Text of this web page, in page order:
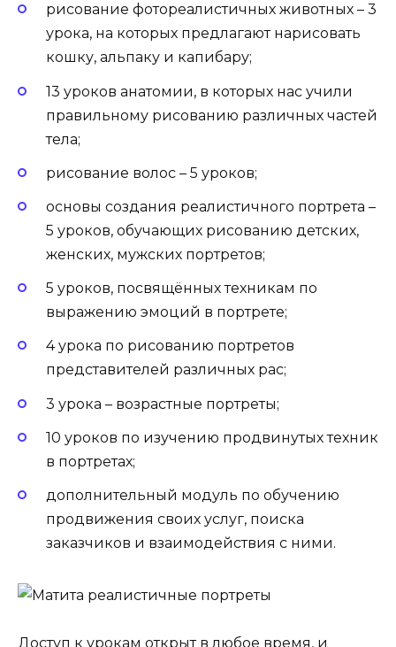
рисование фотореалистичных животных – 3
урока, на которых предлагают нарисовать
кошку, альпаку и капибару;
13 уроков анатомии, в которых нас учили
правильному рисованию различных частей
тела;
рисование волос – 5 уроков;
основы создания реалистичного портрета –
5 уроков, обучающих рисованию детских,
женских, мужских портретов;
5 уроков, посвящённых техникам по
выражению эмоций в портрете;
4 урока по рисованию портретов
представителей различных рас;
3 урока – возрастные портреты;
10 уроков по изучению продвинутых техник
в портретах;
дополнительный модуль по обучению
продвижения своих услуг, поиска
заказчиков и взаимодействия с ними.
Доступ к урокам открыт в любое время, и